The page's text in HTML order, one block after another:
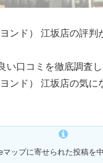
ンド） 江坂店の評判
い口コミを徹底調査し
ンド） 江坂店の気に
マップに寄せられた投稿を